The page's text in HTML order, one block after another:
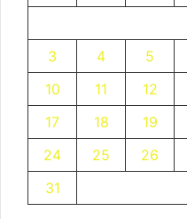
3
4 5
10
11 12
17
18 19
24
25 26
31